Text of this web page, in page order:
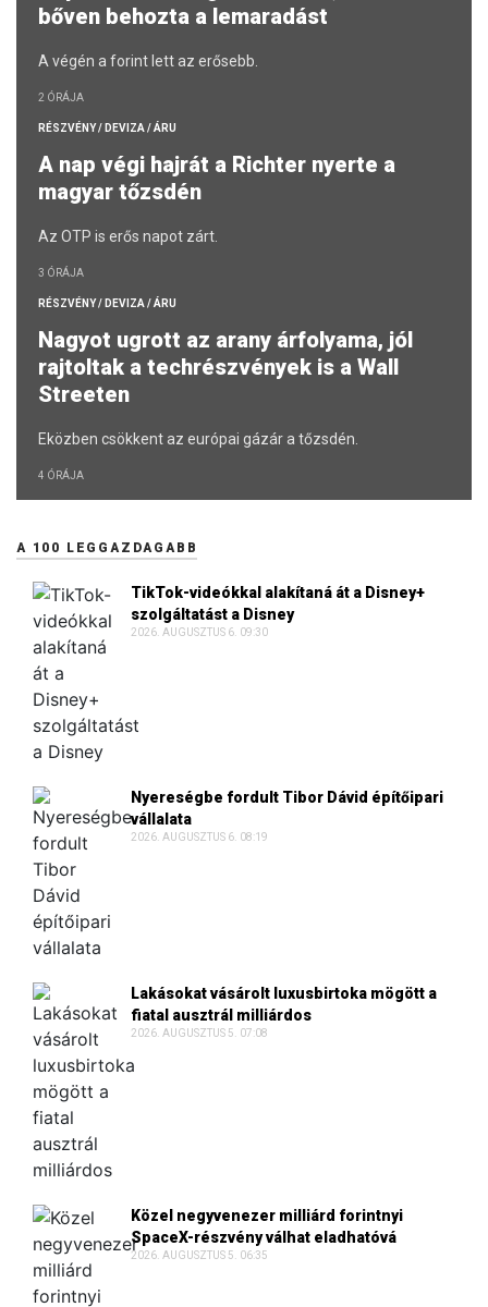
bőven behozta a lemaradást
A végén a forint lett az erősebb.
2 ÓRÁJA
RÉSZVÉNY / DEVIZA / ÁRU
A nap végi hajrát a Richter nyerte a
magyar tőzsdén
Az OTP is erős napot zárt.
3 ÓRÁJA
RÉSZVÉNY / DEVIZA / ÁRU
Nagyot ugrott az arany árfolyama, jól
rajtoltak a techrészvények is a Wall
Streeten
Eközben csökkent az európai gázár a tőzsdén.
4 ÓRÁJA
A 100 LEGGAZDAGABB
TikTok-videókkal alakítaná át a Disney+
szolgáltatást a Disney
2026. AUGUSZTUS 6. 09:30
Nyereségbe fordult Tibor Dávid építőipari
vállalata
2026. AUGUSZTUS 6. 08:19
Lakásokat vásárolt luxusbirtoka mögött a
fiatal ausztrál milliárdos
2026. AUGUSZTUS 5. 07:08
Közel negyvenezer milliárd forintnyi
SpaceX-részvény válhat eladhatóvá
2026. AUGUSZTUS 5. 06:35